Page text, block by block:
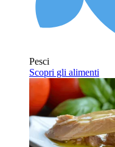
Pesci
Scopri gli alimenti